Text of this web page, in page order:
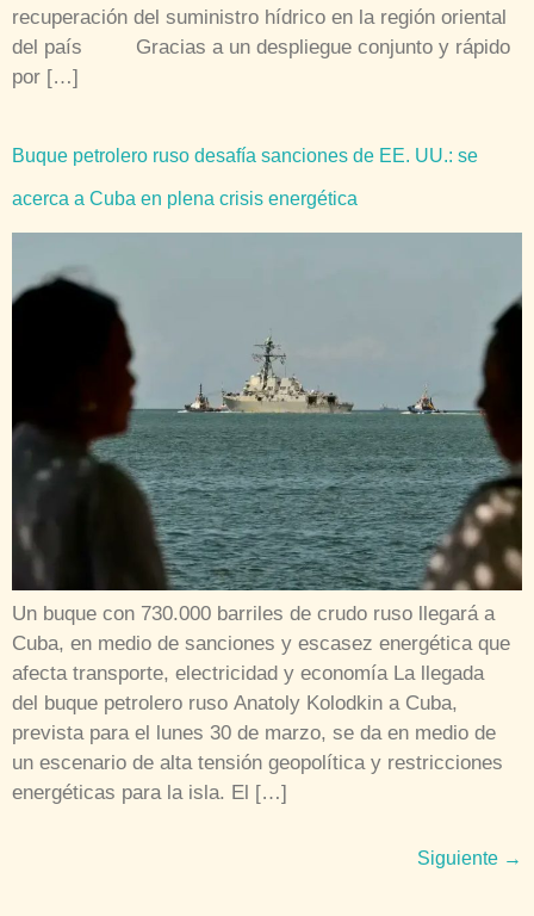
recuperación del suministro hídrico en la región oriental
del país Gracias a un despliegue conjunto y rápido
por […]
Buque petrolero ruso desafía sanciones de EE. UU.: se
acerca a Cuba en plena crisis energética
Un buque con 730.000 barriles de crudo ruso llegará a
Cuba, en medio de sanciones y escasez energética que
afecta transporte, electricidad y economía La llegada
del buque petrolero ruso Anatoly Kolodkin a Cuba,
prevista para el lunes 30 de marzo, se da en medio de
un escenario de alta tensión geopolítica y restricciones
energéticas para la isla. El […]
Siguiente →